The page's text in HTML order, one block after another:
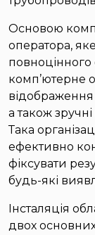
Основою
оператора,
повноцінного
комп’ютерне
а також
Така
ефективно
фіксувати
будь-які
Інсталяція
двох